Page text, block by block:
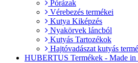
Pórázak
Vérebezés termékei
Kutya Kiképzés
Nyakörvek láncból
Kutyás Tartozékok
Hajtóvadászat kutyás
HUBERTUS Termékek - Made in